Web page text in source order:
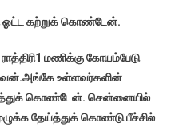
ஓட்ட கற்றுக் கொண்டேன்.
1 மணிக்கு கோயம்பேடு
உள்ளவர்களின்
கொண்டேன். சென்னையில்
தேய்த்துக் கொண்டு பீச்சில்